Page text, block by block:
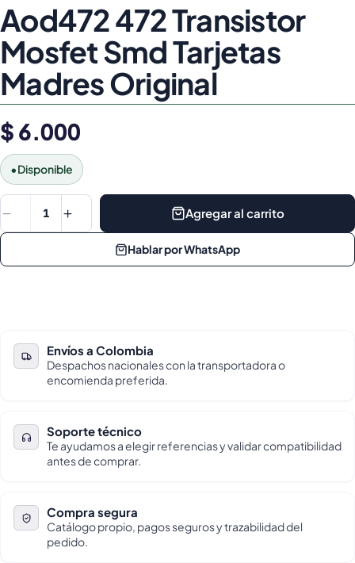
Aod472 472 Transistor
Mosfet Smd Tarjetas
Madres Original
$ 6.000
•Disponible
1 Agregar al carrito
Hablar por WhatsApp
Envíos a Colombia
Despachos nacionales con la transportadora o
encomienda preferida.
Soporte técnico
Te ayudamos a elegir referencias y validar compatibilidad
antes de comprar.
Compra segura
Catálogo propio, pagos seguros y trazabilidad del
pedido.